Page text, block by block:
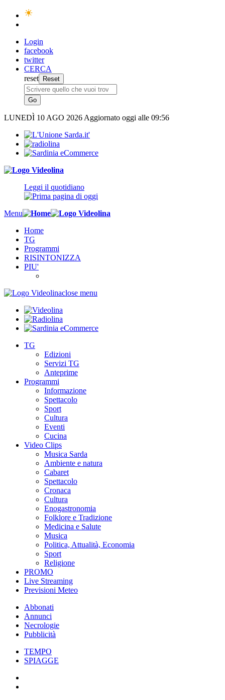
Login
facebook
twitter
CERCA
reset
LUNEDÌ 10 AGO 2026 Aggiornato oggi alle 09:56
Leggi il quotidiano
Menu
Home
TG
Programmi
RISINTONIZZA
PIU'
close menu
TG
Edizioni
Servizi TG
Anteprime
Programmi
Informazione
Spettacolo
Sport
Cultura
Eventi
Cucina
Video Clips
Musica Sarda
Ambiente e natura
Cabaret
Spettacolo
Cronaca
Cultura
Enogastronomia
Folklore e Tradizione
Medicina e Salute
Musica
Politica, Attualità, Economia
Sport
Religione
PROMO
Live Streaming
Previsioni Meteo
Abbonati
Annunci
Necrologie
Pubblicità
TEMPO
SPIAGGE